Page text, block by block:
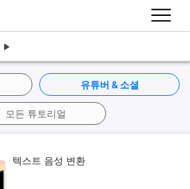
유튜버 & 소셜
모든 튜토리얼
텍스트 음성 변환